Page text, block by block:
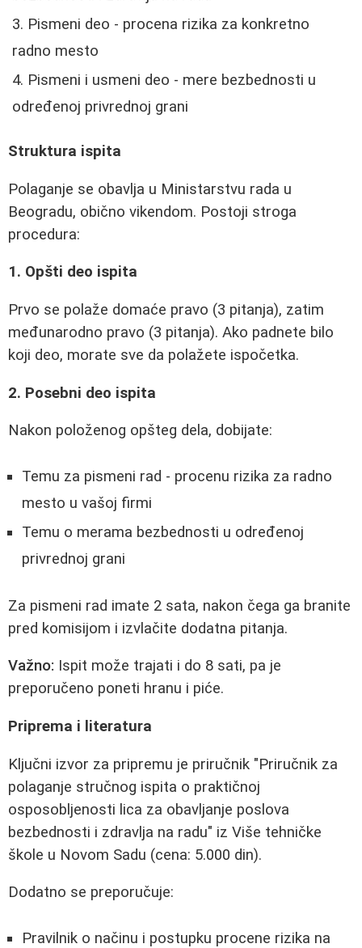
Pismeni deo - procena rizika za konkretno
radno mesto
Pismeni i usmeni deo - mere bezbednosti u
određenoj privrednoj grani
Struktura ispita
Polaganje se obavlja u Ministarstvu rada u
Beogradu, obično vikendom. Postoji stroga
procedura:
1. Opšti deo ispita
Prvo se polaže domaće pravo (3 pitanja), zatim
međunarodno pravo (3 pitanja). Ako padnete bilo
koji deo, morate sve da polažete ispočetka.
2. Posebni deo ispita
Nakon položenog opšteg dela, dobijate:
Temu za pismeni rad - procenu rizika za radno
mesto u vašoj firmi
Temu o merama bezbednosti u određenoj
privrednoj grani
Za pismeni rad imate 2 sata, nakon čega ga branite
pred komisijom i izvlačite dodatna pitanja.
Važno: Ispit može trajati i do 8 sati, pa je
preporučeno poneti hranu i piće.
Priprema i literatura
Ključni izvor za pripremu je priručnik "Priručnik za
polaganje stručnog ispita o praktičnoj
osposobljenosti lica za obavljanje poslova
bezbednosti i zdravlja na radu" iz Više tehničke
škole u Novom Sadu (cena: 5.000 din).
Dodatno se preporučuje:
Pravilnik o načinu i postupku procene rizika na